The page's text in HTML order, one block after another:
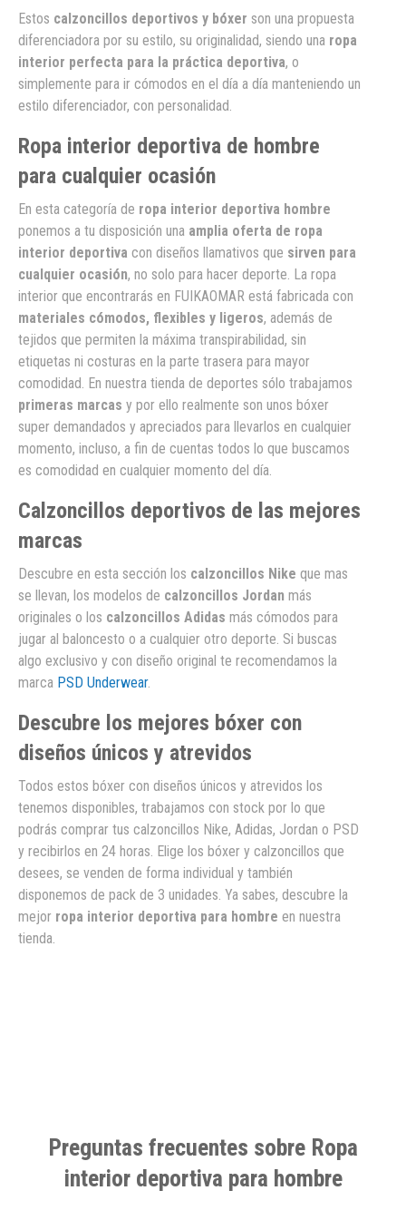
Estos calzoncillos deportivos y bóxer son una propuesta
diferenciadora por su estilo, su originalidad, siendo una ropa
interior perfecta para la práctica deportiva, o
simplemente para ir cómodos en el día a día manteniendo un
estilo diferenciador, con personalidad.
Ropa interior deportiva de hombre
para cualquier ocasión
En esta categoría de ropa interior deportiva hombre
ponemos a tu disposición una amplia oferta de ropa
interior deportiva con diseños llamativos que sirven para
cualquier ocasión, no solo para hacer deporte. La ropa
interior que encontrarás en FUIKAOMAR está fabricada con
materiales cómodos, flexibles y ligeros, además de
tejidos que permiten la máxima transpirabilidad, sin
etiquetas ni costuras en la parte trasera para mayor
comodidad. En nuestra tienda de deportes sólo trabajamos
primeras marcas y por ello realmente son unos bóxer
super demandados y apreciados para llevarlos en cualquier
momento, incluso, a fin de cuentas todos lo que buscamos
es comodidad en cualquier momento del día.
Calzoncillos deportivos de las mejores
marcas
Descubre en esta sección los calzoncillos Nike que mas
se llevan, los modelos de calzoncillos Jordan más
originales o los calzoncillos Adidas más cómodos para
jugar al baloncesto o a cualquier otro deporte. Si buscas
algo exclusivo y con diseño original te recomendamos la
marca PSD Underwear.
Descubre los mejores bóxer con
diseños únicos y atrevidos
Todos estos bóxer con diseños únicos y atrevidos los
tenemos disponibles, trabajamos con stock por lo que
podrás comprar tus calzoncillos Nike, Adidas, Jordan o PSD
y recibirlos en 24 horas. Elige los bóxer y calzoncillos que
desees, se venden de forma individual y también
disponemos de pack de 3 unidades. Ya sabes, descubre la
mejor ropa interior deportiva para hombre en nuestra
tienda.
Preguntas frecuentes sobre Ropa
interior deportiva para hombre